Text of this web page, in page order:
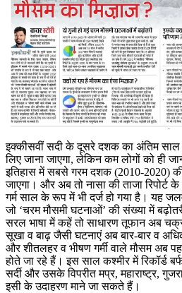
इक्कीसवीं सदी के दूसरे दशक का अंतिम साल
लिए जाना जाएगा, लेकिन कम लोगों को ही
इतिहास में सबसे गरम दशक (2010-2020)
जाएगा। और अब तो नासा की ताजा
गर्म साल के रूप में भी दर्ज हो गया है। यह
जो ‘चरम मौसमी घटनाओं’ की संख्या में
सरल भाषा में कहें तो साधारण तूफान अब
सूखा व बाढ़ जैसी घटनाएं अब बार-बार व
और शीतलहर व भीषण गर्मी वाले मौसम अब
होते जा रहे हैं। इस साल कश्मीर में रिकॉर्ड
सर्दी और उसके विपरीत मप्र, महाराष्ट्र,
इसी के उदाहरण माने जा सकते हैं।